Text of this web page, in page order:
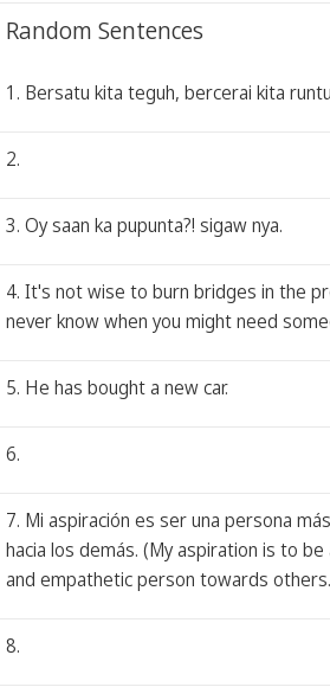
Random Sentences
1. Bersatu kita teguh, bercerai kita
2.
3. Oy saan ka pupunta?! sigaw nya.
4. It's not wise to burn bridges in the
never know when you might need
5. He has bought a new car.
6.
7. Mi aspiración es ser una persona
hacia los demás. (My aspiration is to
and empathetic person towards
8.